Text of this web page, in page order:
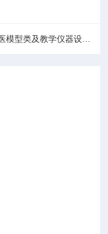
模型类及教学仪器设备系列